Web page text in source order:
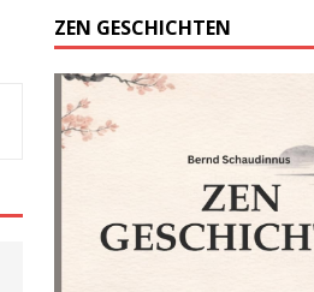
ZEN GESCHICHTEN